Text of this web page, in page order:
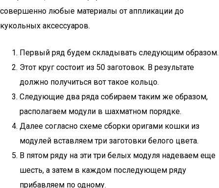
совершенно любые материалы от аппликации до
кукольных аксессуаров.
Первый ряд будем складывать следующим образом.
Этот круг состоит из 50 заготовок. В результате
должно получиться вот такое кольцо.
Следующие два ряда собираем таким же образом,
располагаем модули в шахматном порядке.
Далее согласно схеме сборки оригами кошки из
модулей вставляем три заготовки белого цвета.
В пятом ряду на эти три белых модуля надеваем еще
шесть, а затем в каждом последующем ряду
прибавляем по одному.